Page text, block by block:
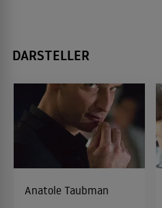
DARSTELLER
Anatole Taubman